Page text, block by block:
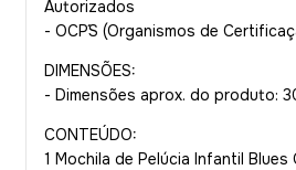
Autorizados
- OCP´S (Organismos de
DIMENSÕES:
- Dimensões aprox. do produto:
CONTEÚDO:
1 Mochila de Pelúcia Infantil Blues